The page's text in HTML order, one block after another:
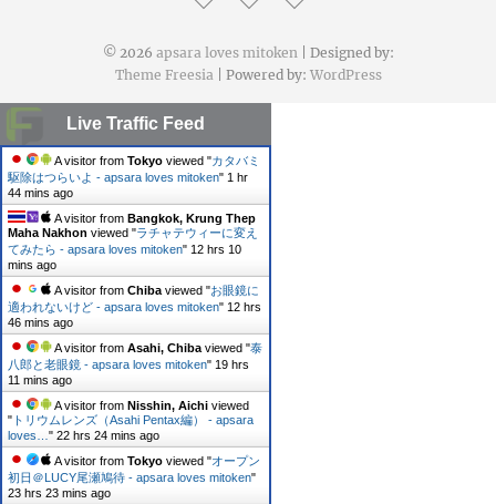
© 2026 apsara loves mitoken| Designed by:
Theme Freesia| Powered by: WordPress
Live Traffic Feed
A visitor from Tokyo viewed "カタバミ
駆除はつらいよ - apsara loves mitoken" 1 hr
44 mins ago
A visitor from Bangkok, Krung Thep
Maha Nakhon viewed "ラチャテウィーに変え
てみたら - apsara loves mitoken" 12 hrs 10
mins ago
A visitor from Chiba viewed "お眼鏡に
適われないけど - apsara loves mitoken" 12 hrs
46 mins ago
A visitor from Asahi, Chiba viewed "泰
八郎と老眼鏡 - apsara loves mitoken" 19 hrs
11 mins ago
A visitor from Nisshin, Aichi viewed
" トリウムレンズ（Asahi Pentax編） - apsara
loves… " 22 hrs 24 mins ago
A visitor from Tokyo viewed "オープン
初日＠LUCY尾瀬鳩待 - apsara loves mitoken"
23 hrs 23 mins ago